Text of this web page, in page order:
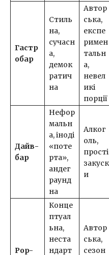
Гастр
обар
Стиль
на,
сучасн
а,
демок
ратич
на
Автор
ська,
експе
римен
тальн
а,
невел
икі
порції
Дайв-
бар
Нефор
мальн
а, іноді
«поте
рта»,
андег
раунд
на
Алког
оль,
прості
закуск
и
Pop-
Конце
птуал
ьна,
неста
ндарт
Автор
ська,
сезон